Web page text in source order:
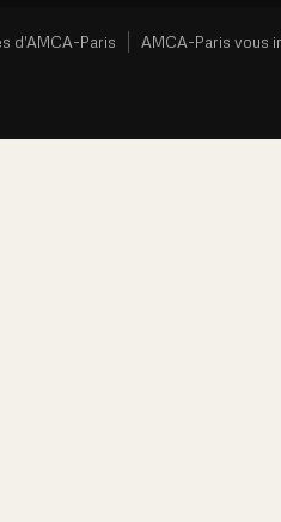
d'AMCA-Paris AMCA-Paris vous